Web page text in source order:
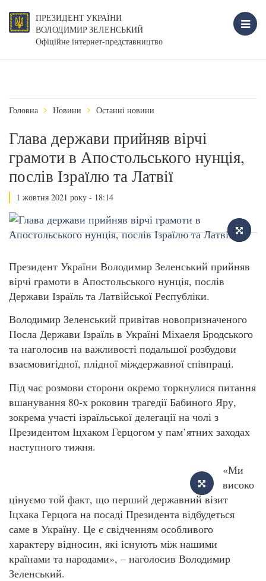
ПРЕЗИДЕНТ УКРАЇНИ
ВОЛОДИМИР ЗЕЛЕНСЬКИЙ
Офіційне інтернет-представництво
Головна Новини Останні новини
Глава держави прийняв вірчі
грамоти в Апостольського нунція,
послів Ізраїлю та Латвії
1 жовтня 2021 року - 18:14
Президент України Володимир Зеленський прийняв
вірчі грамоти в Апостольського нунція, послів
Держави Ізраїль та Латвійської Республіки.
Володимир Зеленський привітав новопризначеного
Посла Держави Ізраїль в Україні Міхаеля Бродського
та наголосив на важливості подальшої розбудови
взаємовигідної, плідної міждержавної співпраці.
Під час розмови сторони окремо торкнулися питання
вшанування 80-х роковин трагедії Бабиного Яру,
зокрема участі ізраїльської делегації на чолі з
Президентом Іцхаком Герцогом у пам’ятних заходах
наступного тижня.
«Ми
високо
цінуємо той факт, що перший державний візит
Іцхака Герцога на посаді Президента відбудеться
саме в Україну. Це є свідченням особливого
характеру відносин, які існують між нашими
країнами та народами», – наголосив Володимир
Зеленський.